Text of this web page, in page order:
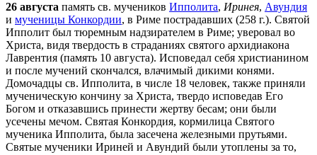
26 августа память св. мучеников Ипполита, Иринея, Авундия
и мученицы Конкордии, в Риме пострадавших (258 г.). Святой
Ипполит был тюремным надзирателем в Риме; уверовал во
Христа, видя твердость в страданиях святого архидиакона
Лаврентия (память 10 августа). Исповедал себя христианином
и после мучений скончался, влачимый дикими конями.
Домочадцы св. Ипполита, в числе 18 человек, также приняли
мученическую кончину за Христа, твердо исповедав Его
Богом и отказавшись принести жертву бесам; они были
усечены мечом. Святая Конкордия, кормилица Святого
мученика Ипполита, была засечена железными прутьями.
Святые мученики Ириней и Авундий были утоплены за то,